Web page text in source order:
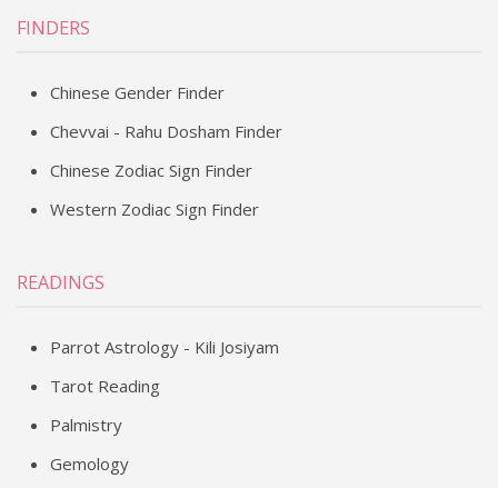
FINDERS
Chinese Gender Finder
Chevvai - Rahu Dosham Finder
Chinese Zodiac Sign Finder
Western Zodiac Sign Finder
READINGS
Parrot Astrology - Kili Josiyam
Tarot Reading
Palmistry
Gemology